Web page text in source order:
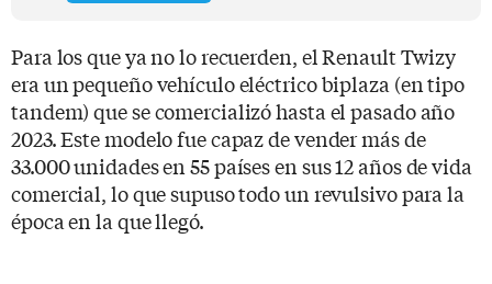
Para los que ya no lo recuerden, el Renault Twizy
era un pequeño vehículo eléctrico biplaza (en tipo
tandem) que se comercializó hasta el pasado año
2023. Este modelo fue capaz de vender más de
33.000 unidades en 55 países en sus 12 años de vida
comercial, lo que supuso todo un revulsivo para la
época en la que llegó.